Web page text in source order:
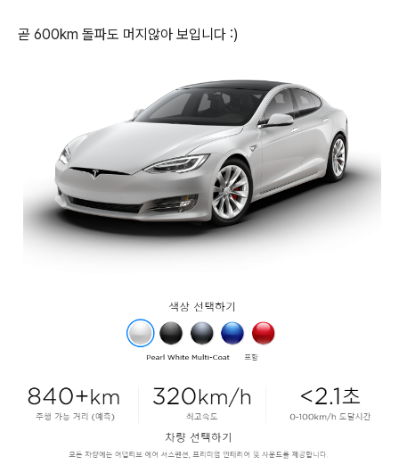
곧 600km 돌파도 머지않아 보입니다 :)